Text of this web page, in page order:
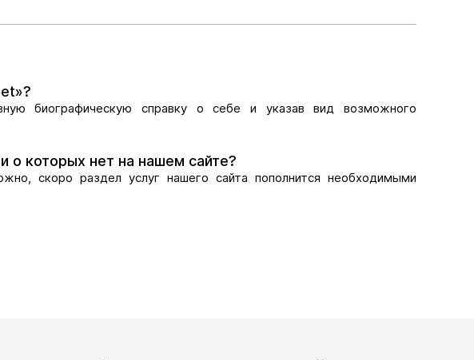
биографическую справку о себе и указав вид возможного
которых нет на нашем сайте?
скоро раздел услуг нашего сайта пополнится необходимыми